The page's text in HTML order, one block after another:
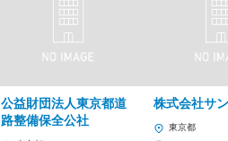
公益財団法人東京都道
路整備保全公社
株式会社サ
東京都